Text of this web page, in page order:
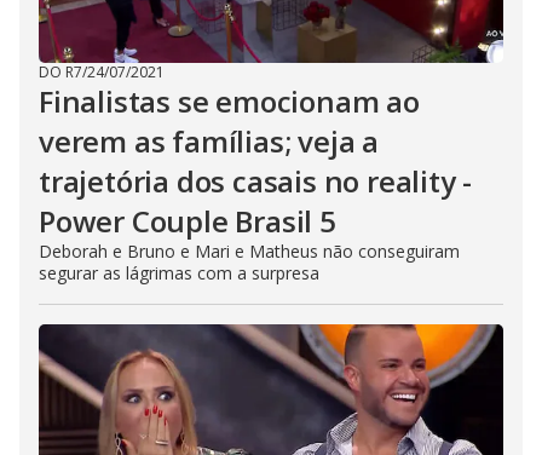
DO R7/24/07/2021
Finalistas se emocionam ao
verem as famílias; veja a
trajetória dos casais no reality -
Power Couple Brasil 5
Deborah e Bruno e Mari e Matheus não conseguiram
segurar as lágrimas com a surpresa